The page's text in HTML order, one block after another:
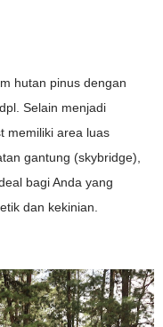
hutan pinus dengan
Selain menjadi
memiliki area luas
gantung (skybridge),
bagi Anda yang
dan kekinian.